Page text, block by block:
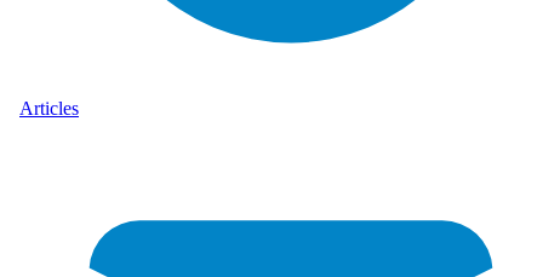
Articles